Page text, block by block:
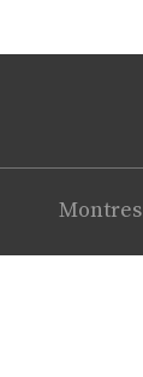
Montres